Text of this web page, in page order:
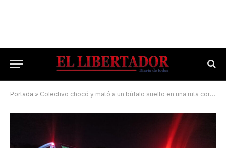
Portada » Colectivo chocó y mató a un búfalo suelto en una ruta correntina